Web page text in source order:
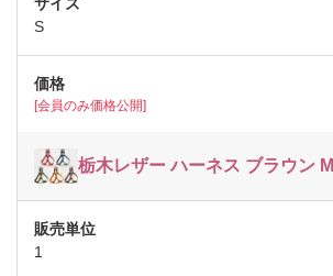
S
[会員のみ価格公開]
栃木レザー ハーネス ブラウン M
1